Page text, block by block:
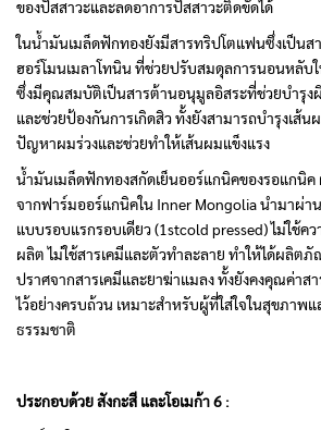
ของปัสสาวะและลดอาการปัสสาวะติดขัดได้
ในน้ำมันเมล็ดฟักทองยังมีสารทริปโตแฟนซึ่งเป็นส
ฮอร์โมนเมลาโทนิน ที่ช่วยปรับสมดุลการนอนหลับ
ซึ่งมีคุณสมบัติเป็นสารต้านอนุมูลอิสระที่ช่วยบำรุง
และช่วยป้องกันการเกิดสิว ทั้งยังสามารถบำรุงเส้น
ปัญหาผมร่วงและช่วยทำให้เส้นผมแข็งแรง
น้ำมันเมล็ดฟักทองสกัดเย็นออร์แกนิคของรอแกนิค
จากฟาร์มออร์แกนิคใน Inner Mongolia นำมาผ่า
แบบรอบแรกรอบเดียว (1stcold pressed) ไม่ใช้ค
ผลิต ไม่ใช้สารเคมีและตัวทำละลาย ทำให้ได้ผลิ
ปราศจากสารเคมีและยาฆ่าแมลง ทั้งยังคงคุณค่าส
ไว้อย่างครบถ้วน เหมาะสำหรับผู้ที่ใส่ใจในสุขภา
ธรรมชาติ
ประกอบด้วย สังกะสี และโอเมก้า 6 :